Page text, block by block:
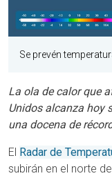
Se prevén
La ola de calor que
Unidos alcanza hoy
una docena de
El Radar de
subirán en el norte